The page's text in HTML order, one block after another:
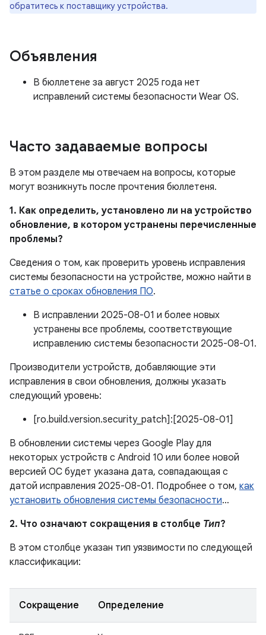
обратитесь к поставщику устройства.
Объявления
В бюллетене за август 2025 года нет
исправлений системы безопасности Wear OS.
Часто задаваемые вопросы
В этом разделе мы отвечаем на вопросы, которые
могут возникнуть после прочтения бюллетеня.
1. Как определить, установлено ли на устройство
обновление, в котором устранены перечисленные
проблемы?
Сведения о том, как проверить уровень исправления
системы безопасности на устройстве, можно найти в
статье о сроках обновления ПО.
В исправлении 2025-08-01 и более новых
устранены все проблемы, соответствующие
исправлению системы безопасности 2025-08-01.
Производители устройств, добавляющие эти
исправления в свои обновления, должны указать
следующий уровень:
[ro.build.version.security_patch]:[2025-08-01]
В обновлении системы через Google Play для
некоторых устройств с Android 10 или более новой
версией ОС будет указана дата, совпадающая с
датой исправления 2025-08-01. Подробнее о том, как
установить обновления системы безопасности…
2. Что означают сокращения в столбце Тип?
В этом столбце указан тип уязвимости по следующей
классификации:
Сокращение Определение